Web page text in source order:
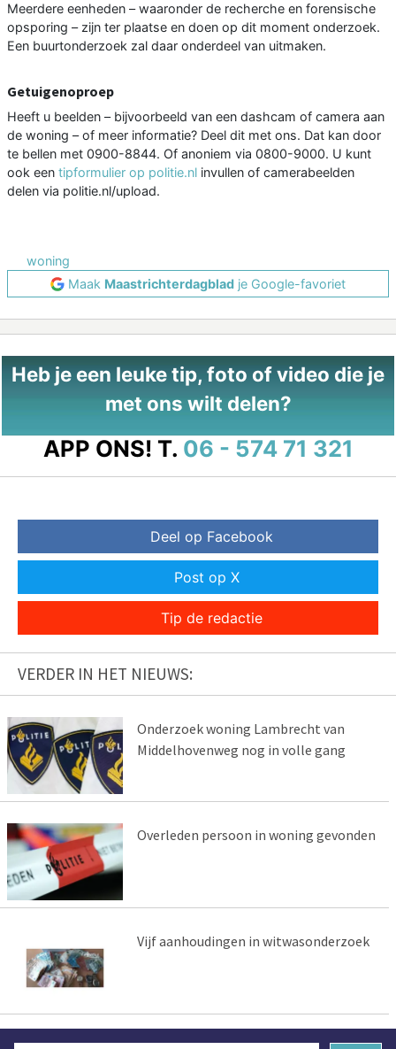
Meerdere eenheden – waaronder de recherche en forensische
opsporing – zijn ter plaatse en doen op dit moment onderzoek.
Een buurtonderzoek zal daar onderdeel van uitmaken.
Getuigenoproep
Heeft u beelden – bijvoorbeeld van een dashcam of camera aan
de woning – of meer informatie? Deel dit met ons. Dat kan door
te bellen met 0900-8844. Of anoniem via 0800-9000. U kunt
ook een tipformulier op politie.nl invullen of camerabeelden
delen via politie.nl/upload.
woning
Maak Maastrichterdagblad je Google-favoriet
Heb je een leuke tip, foto of video die je
met ons wilt delen?
APP ONS! T. 06 - 574 71 321
Deel op Facebook
Post op X
Tip de redactie
VERDER IN HET NIEUWS:
Onderzoek woning Lambrecht van
Middelhovenweg nog in volle gang
Overleden persoon in woning gevonden
Vijf aanhoudingen in witwasonderzoek